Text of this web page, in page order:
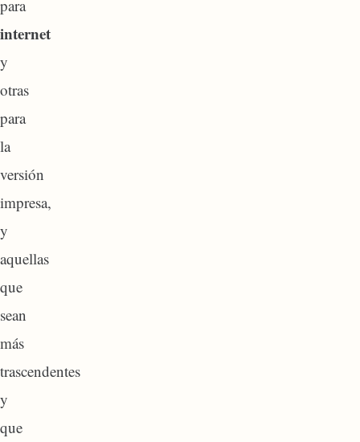
para
internet
y
otras
para
la
versión
impresa,
y
aquellas
que
sean
más
trascendentes
y
que